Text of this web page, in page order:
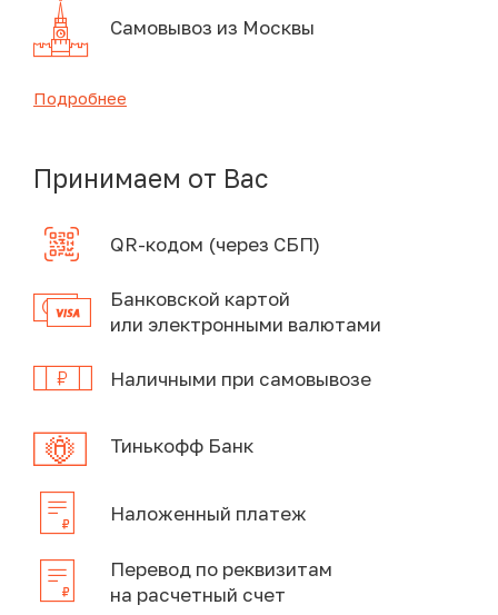
Самовывоз из Москвы
Подробнее
Принимаем от Вас
QR-кодом (через СБП)
Банковской картой
или электронными валютами
Наличными при самовывозе
Тинькофф Банк
Наложенный платеж
Перевод по реквизитам
на расчетный счет